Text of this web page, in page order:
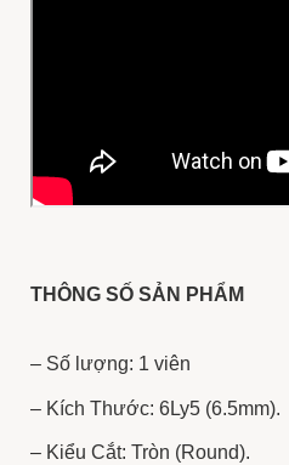
THÔNG SỐ SẢN PHẨM
– Số lượng: 1 viên
– Kích Thước: 6Ly5 (6.5mm).
– Kiểu Cắt: Tròn (Round).